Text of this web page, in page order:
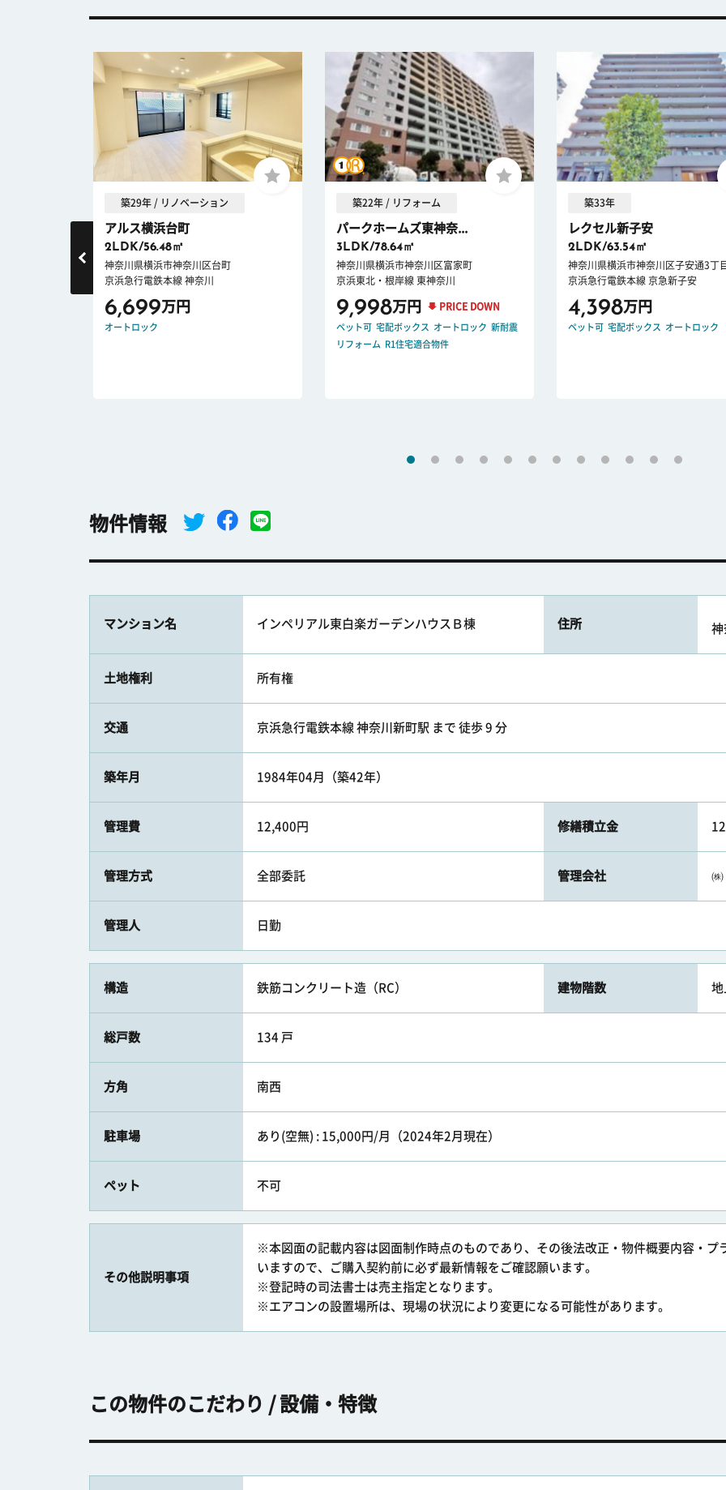
築29年 / リノベーション
アルス横浜台町
2LDK/56.48㎡
神奈川県横浜市神奈川区台町
京浜急行電鉄本線 神奈川
6,699万円
オートロック
築22年 / リフォーム
パークホームズ東神奈...
3LDK/78.64㎡
神奈川県横浜市神奈川区富家町
京浜東北・根岸線 東神奈川
9,998万円 PRICE DOWN
ペット可 宅配ボックス オートロック 新耐震
リフォーム
R1住宅適合物件
築33年
レクセル新子安
2LDK/63.54㎡
神奈川県横浜市神奈川区子安通3丁
京浜急行電鉄本線 京急新子安
4,398万円
ペット可 宅配ボックス オートロック
物件情報
マンション名 インペリアル東白楽ガーデンハウスＢ棟 住所 神
土地権利 所有権
交通 京浜急行電鉄本線 神奈川新町駅 まで 徒歩 9 分
築年月 1984年04月（築42年）
管理費 12,400円 修繕積立金
管理方式 全部委託 管理会社 ㈱
管理人 日勤
構造 鉄筋コンクリート造（RC） 建物階数 地
総戸数 134 戸
方角 南西
駐車場 あり(空無) : 15,000円/月（2024年2月現在）
ペット 不可
その他説明事項
※本図面の記載内容は図面制作時点のものであり、その後法改正・物件概要内容・プ
いますので、ご購入契約前に必ず最新情報をご確認願います。
※登記時の司法書士は売主指定となります。
※エアコンの設置場所は、現場の状況により変更になる可能性があります。
この物件のこだわり / 設備・特徴